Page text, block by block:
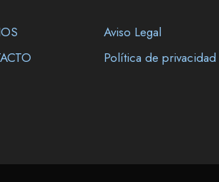
Aviso Legal
Política de privacidad